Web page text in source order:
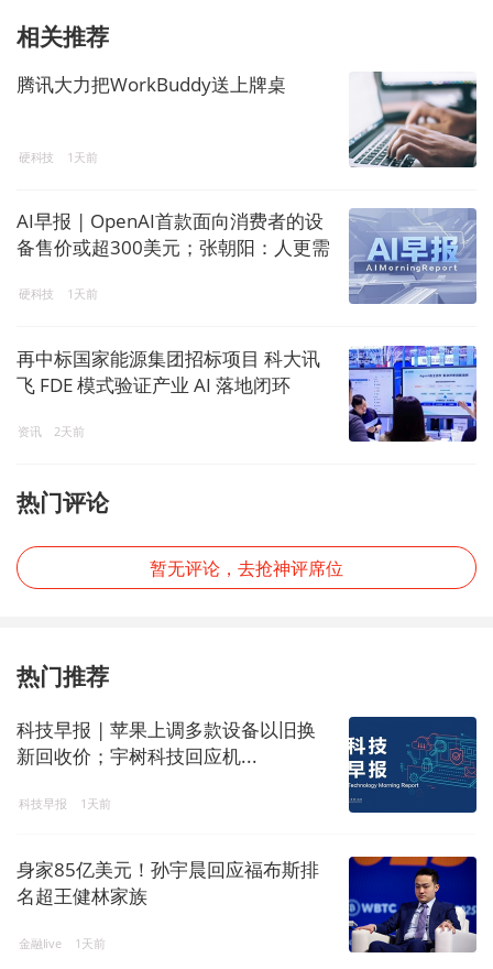
相关推荐
腾讯大力把WorkBuddy送上牌桌
硬科技 1天前
AI早报 | OpenAI首款面向消费者的设
备售价或超300美元；张朝阳：人更需
硬科技 1天前
再中标国家能源集团招标项目 科大讯
飞 FDE 模式验证产业 AI 落地闭环
资讯 2天前
热门评论
暂无评论，去抢神评席位
热门推荐
科技早报 | 苹果上调多款设备以旧换
新回收价；宇树科技回应机...
科技早报 1天前
身家85亿美元！孙宇晨回应福布斯排
名超王健林家族
金融live 1天前